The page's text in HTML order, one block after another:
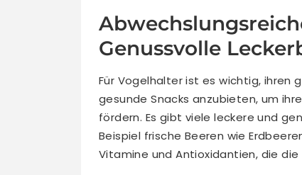
Genussvolle
Für Vogelhalter ist es wichtig, ihren
gesunde Snacks anzubieten, um
fördern. Es gibt viele leckere und
Beispiel frische Beeren wie
Vitamine und Antioxidantien, die